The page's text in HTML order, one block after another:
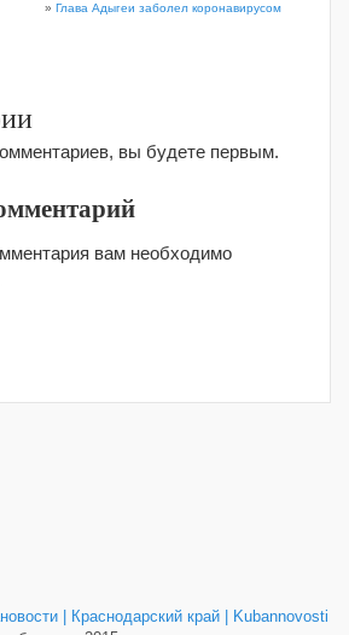
» Глава Адыгеи заболел коронавирусом
вы будете первым.
вам необходимо
| Краснодарский край | Kubannovosti